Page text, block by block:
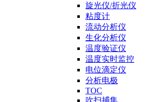
旋光仪/折光仪
粘度计
流动分析仪
生化分析仪
温度验证仪
温度实时监控
电位滴定仪
分析电极
TOC
吹扫捕集